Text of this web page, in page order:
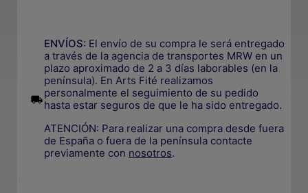
ENVÍOS: El envío de su compra le será entregado
a través de la agencia de transportes MRW en un
plazo aproximado de 2 a 3 días laborables (en la
península). En Arts Fité realizamos
personalmente el seguimiento de su pedido
hasta estar seguros de que le ha sido entregado.
ATENCIÓN: Para realizar una compra desde fuera
de España o fuera de la península contacte
previamente con nosotros.